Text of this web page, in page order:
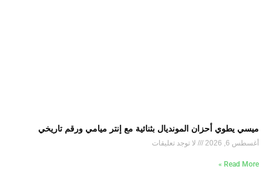
ميسي يطوي أحزان المونديال بثنائية مع إنتر ميامي ورقم تاريخي
أغسطس 6, 2026 لا توجد تعليقات
Read More »